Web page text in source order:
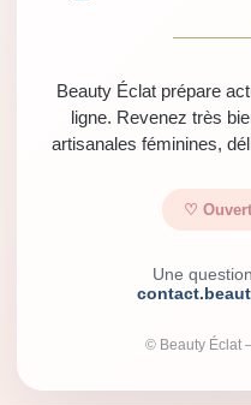
Beauty Éclat prépare
ligne. Revenez très
artisanales féminines,
♡
Une
© Beauty Éclat